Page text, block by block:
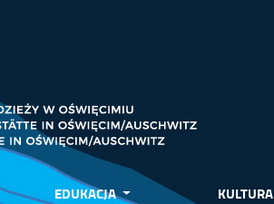
EDUKACJA KULTURA